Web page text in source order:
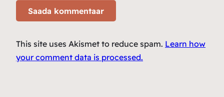
This site uses Akismet to reduce spam. Learn how
your comment data is processed.